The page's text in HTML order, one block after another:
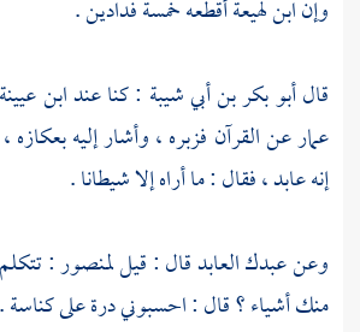
وإنابن لهيعةأقطعه خمسة فدادين .
قالأبو بكر بن أبي شيبة : كنا عندابن عيينة
عمارعن القرآن فزبره ، وأشار إليه بعكازه
إنه عابد ، فقال : ما أراه إلا شيطانا .
وعنعبدك العابدقال : قيللمنصور:
منك أشياء ؟ قال : احسبوني درة على كناسة .